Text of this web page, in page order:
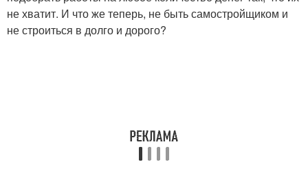
не хватит. И что же теперь, не быть самостройщиком и
не строиться в долго и дорого?